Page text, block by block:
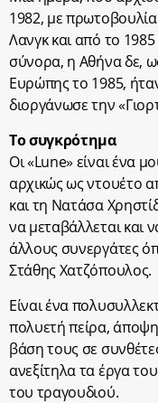
1982, με
Λανγκ και από το
σύνορα, η Αθήνα δε,
Ευρώπης το 1985,
διοργάνωσε την
Το συγκρότημα
Οι «Lune» είναι ένα
αρχικώς ως ντουέτο
και τη Νατάσα
να μεταβάλλεται και
άλλους συνεργάτες
Στάθης Χατζόπουλος.
Είναι ένα
πολυετή πείρα,
βάση τους σε
ανεξίτηλα τα έργα
του τραγουδιού.